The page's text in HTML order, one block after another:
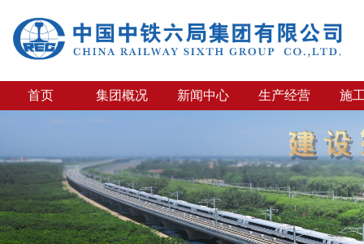
首页 集团概况 新闻中心 生产经营 施